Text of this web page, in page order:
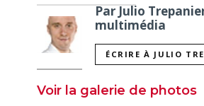
Par Julio
multimédia
ÉCRIRE À JULIO
Voir la galerie de photos